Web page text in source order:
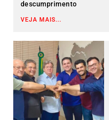
descumprimento
VEJA MAIS...